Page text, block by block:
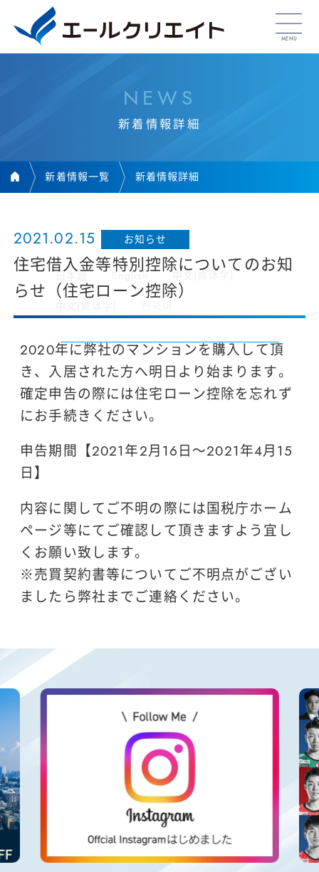
日本語 English 中文(简体字)
新着情報詳細
N EWS
新着情報一覧 新着情報詳細
2021.02.15 お知らせ
住宅借入金等特別控除についてのお知
らせ（住宅ローン控除）
2020年に弊社のマンションを購入して頂
き、入居された方へ明日より始まります。
確定申告の際には住宅ローン控除を忘れず
にお手続きください。
申告期間【2021年2月16日～2021年4月15
日】
内容に関してご不明の際には国税庁ホーム
ページ等にてご確認して頂きますよう宜し
くお願い致します。
※売買契約書等についてご不明点がござい
ましたら弊社までご連絡ください。